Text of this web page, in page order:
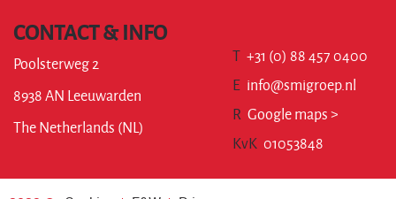
CONTACT & INFO
Poolsterweg 2
8938 AN Leeuwarden
The Netherlands (NL)
T +31 (0) 88 457 0400
E info@smigroep.nl
R Google maps >
KvK 01053848